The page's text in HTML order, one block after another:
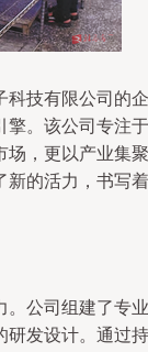
科技有限公司的企
擎。该公司专注于
场，更以产业集聚
新的活力，书写着
。公司组建了专业
研发设计。通过持